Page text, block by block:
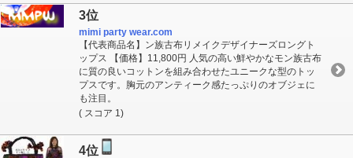
3位
mimi party wear.com
【代表商品名】ン族古布リメイクデザイナーズロングト
ップス 【価格】11,800円 人気の高い鮮やかなモン族古布
に質の良いコットンを組み合わせたユニークな型のトッ
プスです。胸元のアンティーク感たっぷりのオブジェに
も注目。
( スコア 1)
4位